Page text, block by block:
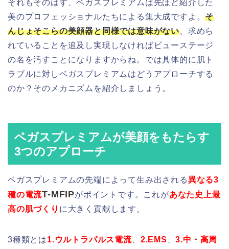
それもそのはず、ベガスプレミアムは先ほど紹介した
美のプロフェッショナルたちによる集大成ですよ。そ
んじょそこらの美顔器と同様では意味がない 、求めら
れていることを追及し実現しなければビューステージ
の名を汚すことになりますからね。では具体的に肌ト
ラブルに対しベガスプレミアムはどうアプローチする
のか？そのメカニズムを紹介しましょう。
ベガスプレミアムが美顔をもたらす
3つのアプローチ
ベガスプレミアムの先端によって生み出される異なる3
種の電流T-MFIPがポイントです。これがあなた史上最
高の肌づくり に大きく貢献します。
3種類とは1.ウルトラパルス電流、 2.EMS 、3.中・高周